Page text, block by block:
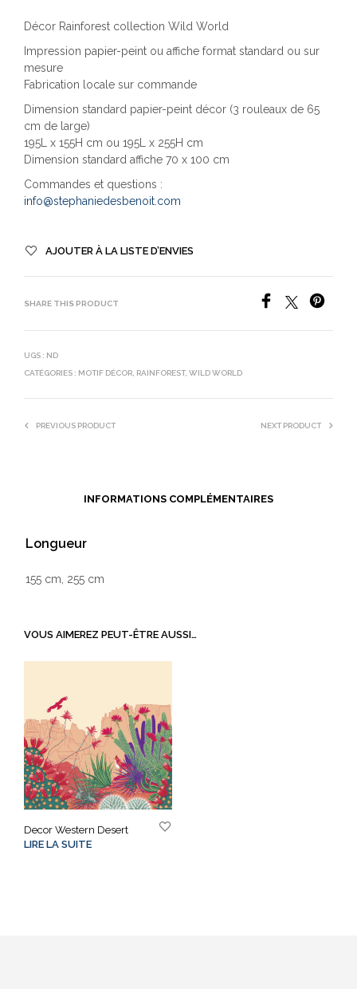
Décor Rainforest collection Wild World
Impression papier-peint ou affiche format standard ou sur
mesure
Fabrication locale sur commande
Dimension standard papier-peint décor (3 rouleaux de 65
cm de large)
195L x 155H cm ou 195L x 255H cm
Dimension standard affiche 70 x 100 cm
Commandes et questions :
info@stephaniedesbenoit.com
AJOUTER À LA LISTE D’ENVIES
SHARE THIS PRODUCT
UGS : ND
CATÉGORIES : MOTIF DÉCOR RAINFOREST, WILD WORLD
PREVIOUS PRODUCT NEXT PRODUCT
INFORMATIONS COMPLÉMENTAIRES
Longueur
155 cm, 255 cm
VOUS AIMEREZ PEUT-ÊTRE AUSSI…
Decor Western Desert
LIRE LA SUITE